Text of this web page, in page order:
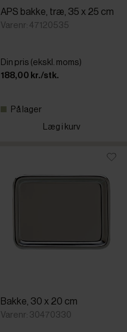
APS bakke, træ, 35 x 25 cm
Varenr: 47120535
Din pris (ekskl. moms)
188,00 kr./stk.
På lager
Læg i kurv
Bakke, 30 x 20 cm
Varenr: 30470330